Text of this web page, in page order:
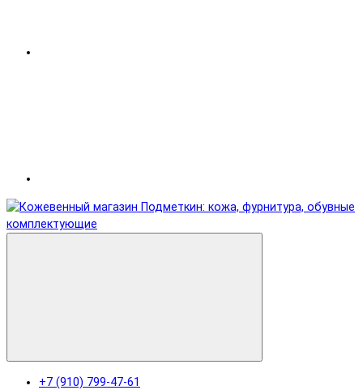
+7 (910) 799-47-61